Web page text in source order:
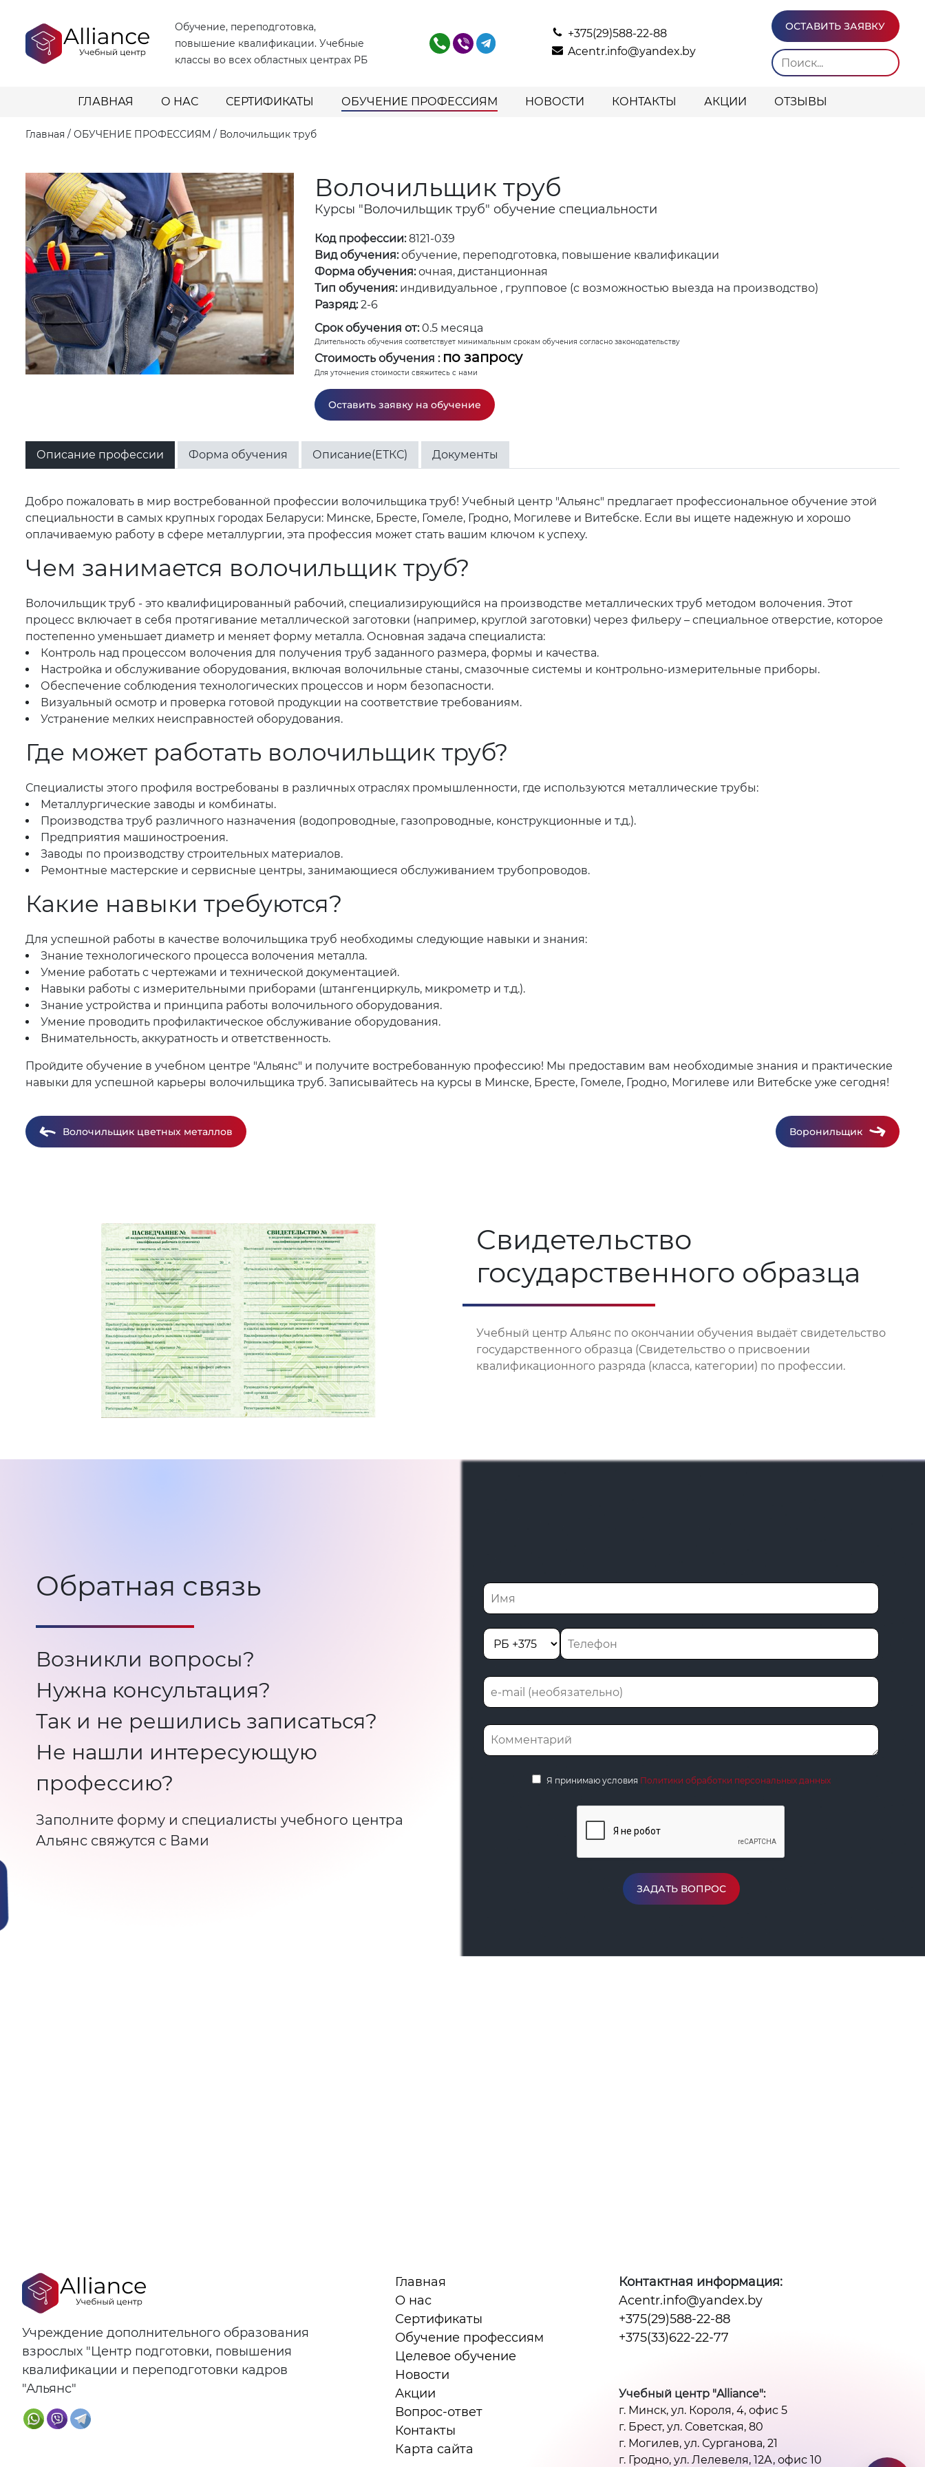
Обучение, переподготовка,
повышение квалификации. Учебные
классы во всех областных центрах РБ
+375(29)588-22-88
Acentr.info@yandex.by
ОСТАВИТЬ ЗАЯВКУ
ГЛАВНАЯ О НАС СЕРТИФИКАТЫ ОБУЧЕНИЕ ПРОФЕССИЯМ НОВОСТИ КОНТАКТЫ АКЦИИ ОТЗЫВЫ
Главная / ОБУЧЕНИЕ ПРОФЕССИЯМ / Волочильщик труб
Волочильщик труб
Курсы "Волочильщик труб" обучение специальности
Код профессии:8121-039
Вид обучения: обучение, переподготовка, повышение квалификации
Форма обучения: очная, дистанционная
Тип обучения: индивидуальное , групповое (с возможностью выезда на производство)
Разряд: 2-6
Срок обучения от: 0.5 месяца
Длительность обучения соответствует минимальным срокам обучения согласно законодательству
Стоимость обучения : по запросу
Для уточнения стоимости свяжитесь с нами
Оставить заявку на обучение
Описание профессии Форма обучения Описание(ЕТКС) Документы
Добро пожаловать в мир востребованной профессии волочильщика труб! Учебный центр "Альянс" предлагает профессиональное обучение этой
специальности в самых крупных городах Беларуси: Минске, Бресте, Гомеле, Гродно, Могилеве и Витебске. Если вы ищете надежную и хорошо
оплачиваемую работу в сфере металлургии, эта профессия может стать вашим ключом к успеху.
Чем занимается волочильщик труб?
Волочильщик труб - это квалифицированный рабочий, специализирующийся на производстве металлических труб методом волочения. Этот
процесс включает в себя протягивание металлической заготовки (например, круглой заготовки) через фильеру – специальное отверстие, которое
постепенно уменьшает диаметр и меняет форму металла. Основная задача специалиста:
Контроль над процессом волочения для получения труб заданного размера, формы и качества.
Настройка и обслуживание оборудования, включая волочильные станы, смазочные системы и контрольно-измерительные приборы.
Обеспечение соблюдения технологических процессов и норм безопасности.
Визуальный осмотр и проверка готовой продукции на соответствие требованиям.
Устранение мелких неисправностей оборудования.
Где может работать волочильщик труб?
Специалисты этого профиля востребованы в различных отраслях промышленности, где используются металлические трубы:
Металлургические заводы и комбинаты.
Производства труб различного назначения (водопроводные, газопроводные, конструкционные и т.д.).
Предприятия машиностроения.
Заводы по производству строительных материалов.
Ремонтные мастерские и сервисные центры, занимающиеся обслуживанием трубопроводов.
Какие навыки требуются?
Для успешной работы в качестве волочильщика труб необходимы следующие навыки и знания:
Знание технологического процесса волочения металла.
Умение работать с чертежами и технической документацией.
Навыки работы с измерительными приборами (штангенциркуль, микрометр и т.д.).
Знание устройства и принципа работы волочильного оборудования.
Умение проводить профилактическое обслуживание оборудования.
Внимательность, аккуратность и ответственность.
Пройдите обучение в учебном центре "Альянс" и получите востребованную профессию! Мы предоставим вам необходимые знания и практические
навыки для успешной карьеры волочильщика труб. Записывайтесь на курсы в Минске, Бресте, Гомеле, Гродно, Могилеве или Витебске уже сегодня!
Волочильщик цветных металлов Воронильщик
Свидетельство
государственного образца
Учебный центр Альянс по окончании обучения выдаёт свидетельство
государственного образца (Свидетельство о присвоении
квалификационного разряда (класса, категории) по профессии.
Обратная связь
Возникли вопросы?
Нужна консультация?
Так и не решились записаться?
Не нашли интересующую
профессию?
Заполните форму и специалисты учебного центра
Альянс свяжутся с Вами
Я принимаю условия Политики обработки персональных данных
ЗАДАТЬ ВОПРОС
Учреждение дополнительного образования
взрослых "Центр подготовки, повышения
квалификации и переподготовки кадров
"Альянс"
Главная
О нас
Сертификаты
Обучение профессиям
Целевое обучение
Новости
Акции
Вопрос-ответ
Контакты
Карта сайта
Контактная информация:
Acentr.info@yandex.by
+375(29)588-22-88
+375(33)622-22-77
Учебный центр "Alliance":
г. Минск, ул. Короля, 4, офис 5
г. Брест, ул. Советская, 80
г. Могилев, ул. Сурганова, 21
г. Гродно, ул. Лелевеля, 12А, офис 10